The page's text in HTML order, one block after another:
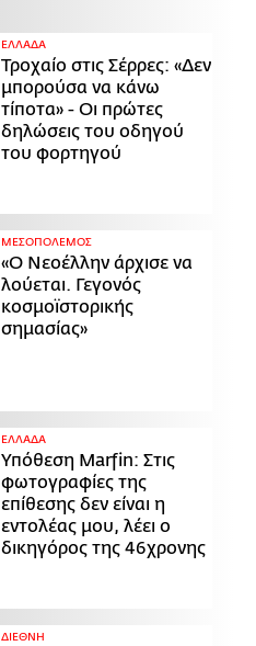
ΕΛΛΑΔΑ
Τροχαίο στις Σέρρες: «Δεν
μπορούσα να κάνω
τίποτα» - Οι πρώτες
δηλώσεις του οδηγού
του φορτηγού
ΜΕΣΟΠΟΛΕΜΟΣ
«Ο Νεοέλλην άρχισε να
λούεται. Γεγονός
κοσμοϊστορικής
σημασίας»
ΕΛΛΑΔΑ
Υπόθεση Marfin: Στις
φωτογραφίες της
επίθεσης δεν είναι η
εντολέας μου, λέει ο
δικηγόρος της 46χρονης
ΔΙΕΘΝΗ